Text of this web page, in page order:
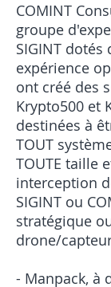
COMINT
groupe
SIGINT dotés
expérience
ont créé des
Krypto500 et
destinées à
TOUT
TOUTE taille
interception
SIGINT ou
stratégique
drone/
- Manpack, à